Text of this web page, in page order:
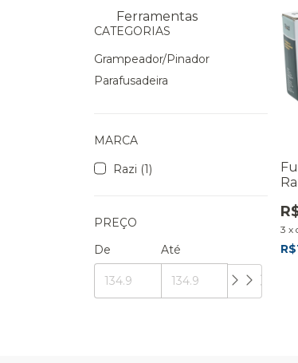
Ferramentas
CATEGORIAS
Grampeador/Pinador
Parafusadeira
MARCA
Razi (1)
PREÇO
De
Até
Hz
3 x